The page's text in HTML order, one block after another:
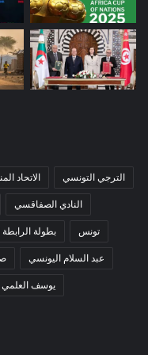
الاتحاد الترجي التونسي
النادي الصفاقسي
بطولة تونس
عبد السلام اليونسي
يوسف العلمي